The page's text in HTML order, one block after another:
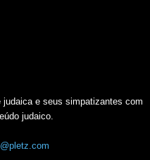
judaica e seus simpatizantes com
judaico.